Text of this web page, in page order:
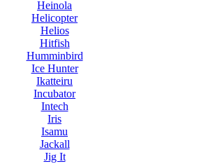
Heinola
Helicopter
Helios
Hitfish
Humminbird
Ice Hunter
Ikatteiru
Incubator
Intech
Iris
Isamu
Jackall
Jig It